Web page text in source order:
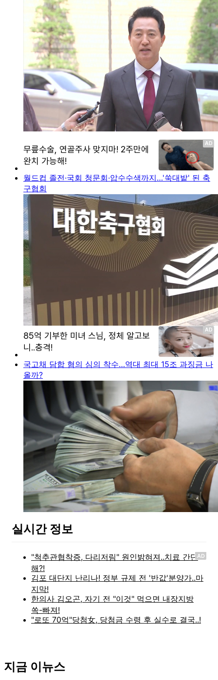
월드컵 졸전·국회 청문회·압수수색까지…'쑥대밭' 된 축
구협회
국고채 담합 혐의 심의 착수…역대 최대 15조 과징금 나
올까?
실시간 정보
AD
지금 이뉴스